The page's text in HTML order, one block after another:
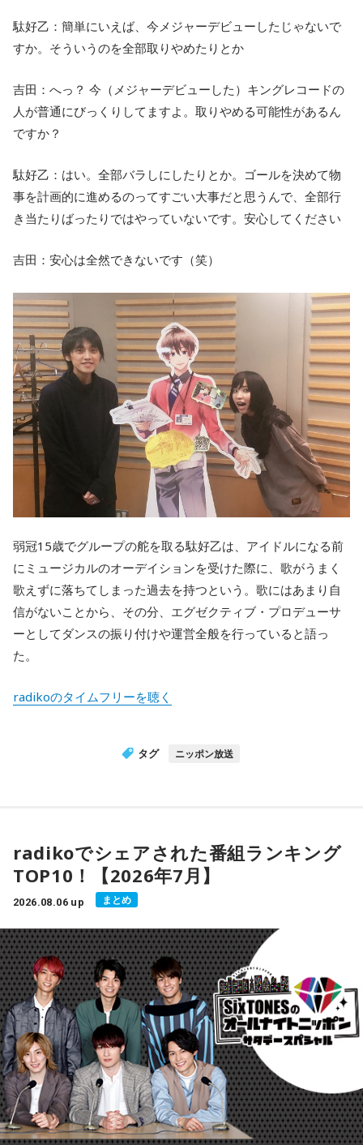
駄好乙：簡単にいえば、今メジャーデビューしたじゃないで
すか。そういうのを全部取りやめたりとか
吉田：へっ？ 今（メジャーデビューした）キングレコードの
人が普通にびっくりしてますよ。取りやめる可能性があるん
ですか？
駄好乙：はい。全部バラしにしたりとか。ゴールを決めて物
事を計画的に進めるのってすごい大事だと思うんで、全部行
き当たりばったりではやっていないです。安心してください
吉田：安心は全然できないです（笑）
弱冠15歳でグループの舵を取る駄好乙は、アイドルになる前
にミュージカルのオーデイションを受けた際に、歌がうまく
歌えずに落ちてしまった過去を持つという。歌にはあまり自
信がないことから、その分、エグゼクティブ・プロデューサ
ーとしてダンスの振り付けや運営全般を行っていると語っ
た。
radikoのタイムフリーを聴く
タグ ニッポン放送
radikoでシェアされた番組ランキング
TOP10！【2026年7月】
2026.08.06 up まとめ